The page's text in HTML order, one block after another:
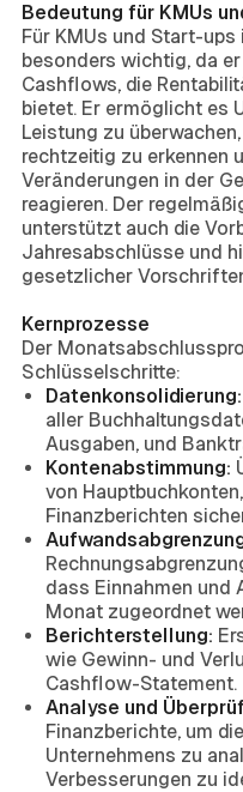
Bedeutung für KMUs
Für KMUs und Start-
besonders wichtig, da
Cashflows, die
bietet. Er ermöglicht es
Leistung zu
rechtzeitig zu erkennen
Veränderungen in der
reagieren. Der
unterstützt auch die
Jahresabschlüsse und
gesetzlicher
Kernprozesse
Der
Schlüsselschritte:
Datenkonsolidierung:
aller
Ausgaben, und
Kontenabstimmung:
von
Finanzberichten
dass Einnahmen und
Monat zugeordnet
Berichterstellung:
wie Gewinn- und
Cashflow-Statement.
Analyse und
Finanzberichte, um
Unternehmens zu
Verbesserungen zu